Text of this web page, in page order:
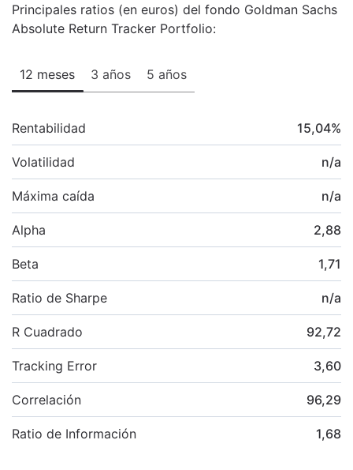
Principales ratios (en euros) del fondo Goldman Sachs
Absolute Return Tracker Portfolio:
12 meses 3 años 5 años
Rentabilidad 15,04%
Volatilidad n/a
Máxima caída n/a
Alpha 2,88
Beta 1,71
Ratio de Sharpe n/a
R Cuadrado 92,72
Tracking Error 3,60
Correlación 96,29
Ratio de Información 1,68